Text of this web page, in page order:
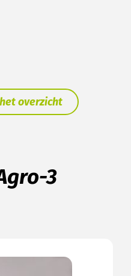
overzicht
3